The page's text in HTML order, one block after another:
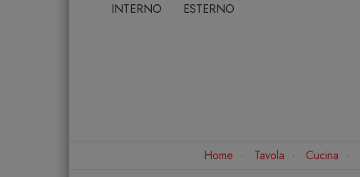
INTERNO
ESTERNO
Home Tavola Cucina